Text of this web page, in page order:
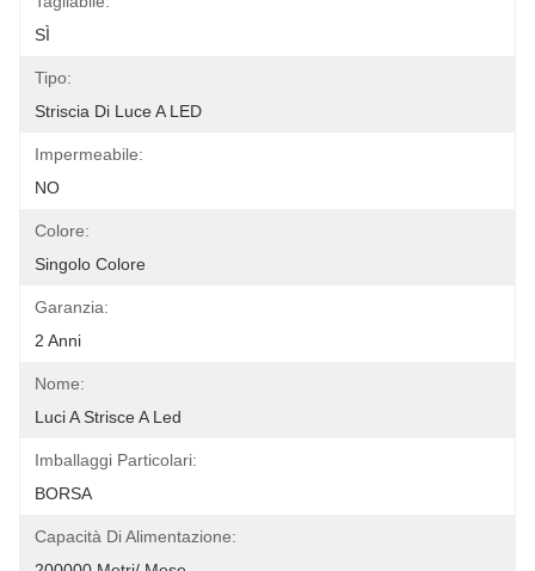
SÌ
Tipo:
Striscia Di Luce A LED
Impermeabile:
NO
Colore:
Singolo Colore
Garanzia:
2 Anni
Nome:
Luci A Strisce A Led
Imballaggi Particolari:
BORSA
Capacità Di Alimentazione: